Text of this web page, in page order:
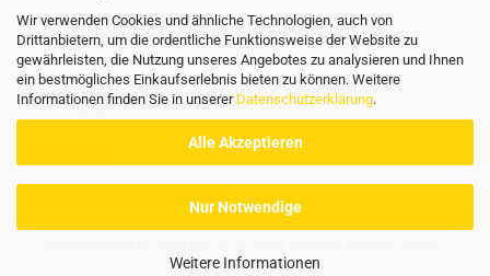
Wir verwenden Cookies und ähnliche Technologien, auch von
Drittanbietern, um die ordentliche Funktionsweise der Website zu
gewährleisten, die Nutzung unseres Angebotes zu analysieren und Ihnen
ein bestmögliches Einkaufserlebnis bieten zu können. Weitere
Informationen finden Sie in unserer Datenschutzerklärung.
Alle Akzeptieren
Nur Notwendige
Weitere Informationen
Liefer- und Versandkosten
AGB
Privatsphäre und Datenschutz
Cookie Einstellungen